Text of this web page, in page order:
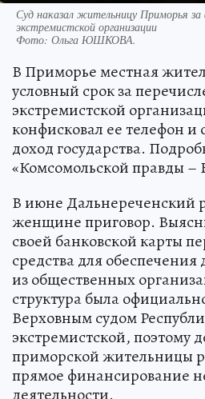
Суд наказал жительницу Приморья за
экстремистской организации
Фото: Ольга ЮШКОВА.
В Приморье местная
условный срок за
экстремистской
конфисковал ее телефон и
доход государства.
«Комсомольской правды –
В июне Дальнереченский
женщине приговор.
своей банковской карты
средства для
из общественных
структура была
Верховным судом
экстремистской, поэтому
приморской жительницы
прямое финансирование
деятельности.